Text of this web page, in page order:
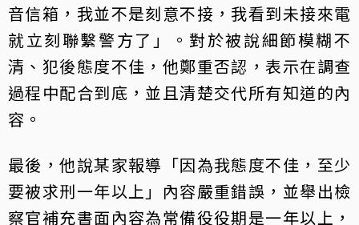
音信箱，我並不是刻意不接，我看到未接來電
就立刻聯繫警方了」。對於被說細節模糊不
清、犯後態度不佳，他鄭重否認，表示在調查
過程中配合到底，並且清楚交代所有知道的內
容。
最後，他說某家報導「因為我態度不佳，至少
要被求刑一年以上」內容嚴重錯誤，並舉出檢
察官補充書面內容為常備役役期是一年以上，